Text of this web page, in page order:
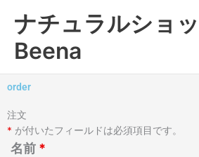
ッ
ナチュラルショ
Beena
order
注文
* が付いたフィールドは必須項目です。
名前 *